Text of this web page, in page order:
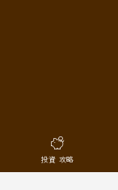
投資 攻略